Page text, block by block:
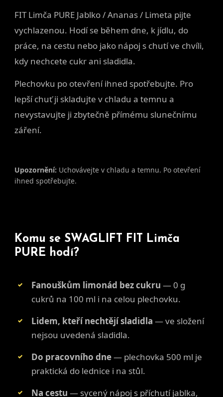
FIT Limča PURE Jablko / Ananas / Limeta pijte
vychlazenou. Hodí se během dne, k jídlu, do
práce, na cestu nebo jako nápoj s chutí ve chvíli,
kdy nechcete cukr ani sladidla.
Plechovku po otevření ihned spotřebujte. Pro
lepší chuť ji skladujte v chladu a temnu a
nevystavujte ji zbytečně přímému slunečnímu
záření.
Upozornění: Uchovávejte v chladu a temnu. Po otevření
ihned spotřebujte.
Komu se SWAGLIFT FIT Limča
PURE hodí?
Fanouškům limonád bez cukru — 0 g
cukrů na 100 ml i na celou plechovku.
Lidem, kteří nechtějí sladidla — ve složení
nejsou uvedená sladidla.
Do pracovního dne— plechovka 500 ml je
praktická do lednice i na stůl.
Na cestu — sycený nápoj s příchutí jablka,